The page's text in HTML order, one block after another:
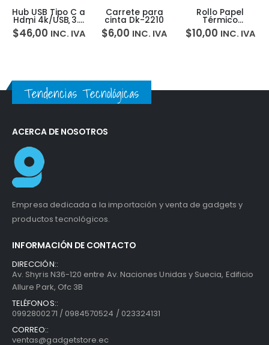
Hub USB Tipo C a
Hdmi 4k/USB 3.0
x3/microSD/SD
Ugreen
$46,00 INC. IVA
Carrete para
cinta Dk-2210
$6,00 INC. IVA
Rollo Papel
Térmico
Adhesivo
Brother Dk-2205
$10,00 INC. IVA
Tendencias Tecnológicas
ACERCA DE NOSOTROS
Empresa dedicada a la importación y venta de gadgets y
productos tecnológicos.
INFORMACIÓN DE CONTACTO
DIRECCIÓN::
Av. Shyris N36-120 entre Av. Naciones Unidas y Suecia, Edificio
Allure Park, Ofc 3B
TELÉFONOS::
0992800271 / 0984570524 / 023324131
CORREO::
ventas@gadgetstore.ec